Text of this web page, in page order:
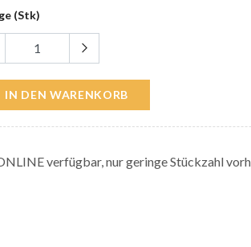
(Stk)
IN DEN WARENKORB
verfügbar, nur geringe Stückzahl